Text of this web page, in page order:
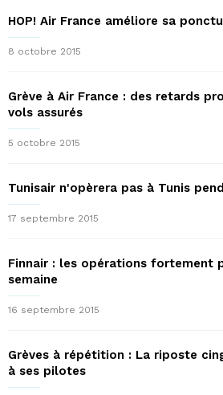
HOP! Air France améliore sa
8 octobre 2015
Grève à Air France : des retards
vols assurés
5 octobre 2015
Tunisair n'opèrera pas à Tunis
17 septembre 2015
Finnair : les opérations fortement
semaine
16 septembre 2015
Grèves à répétition : La riposte
à ses pilotes